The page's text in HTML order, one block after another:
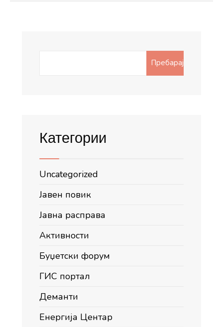
Пребарај
Категории
Uncategorized
Јавен повик
Јавна расправа
Активности
Буџетски форум
ГИС портал
Деманти
Енергија Центар